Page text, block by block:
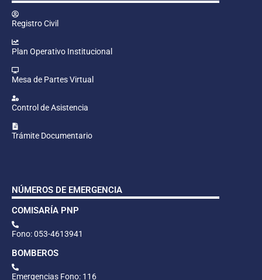
Registro Civil
Plan Operativo Institucional
Mesa de Partes Virtual
Control de Asistencia
Trámite Documentario
NÚMEROS DE EMERGENCIA
COMISARÍA PNP
Fono: 053-4613941
BOMBEROS
Emergencias Fono: 116